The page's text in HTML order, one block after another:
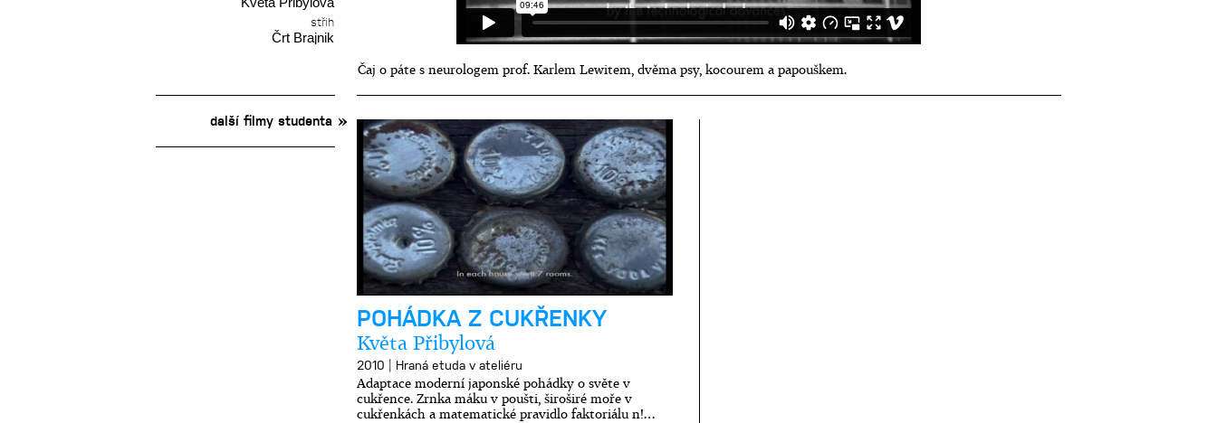
střih
Črt Brajnik
Čaj o páte s neurologem prof. Karlem Lewitem, dvěma psy, kocourem a papouškem.
další filmy studenta
POHÁDKA Z CUKŘENKY
Květa Přibylová
2010 | Hraná etuda v ateliéru
Adaptace moderní japonské pohádky o světe v
cukřence. Zrnka máku v poušti, široširé moře v
cukřenkách a matematické pravidlo faktoriálu n!…